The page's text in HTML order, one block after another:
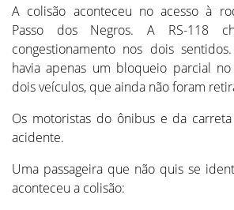
A colisão aconteceu no acesso à
Passo dos Negros. A RS-118
congestionamento nos dois
havia apenas um bloqueio parcial
dois veículos, que ainda não foram
Os motoristas do ônibus e da
acidente.
Uma passageira que não quis se
aconteceu a colisão: